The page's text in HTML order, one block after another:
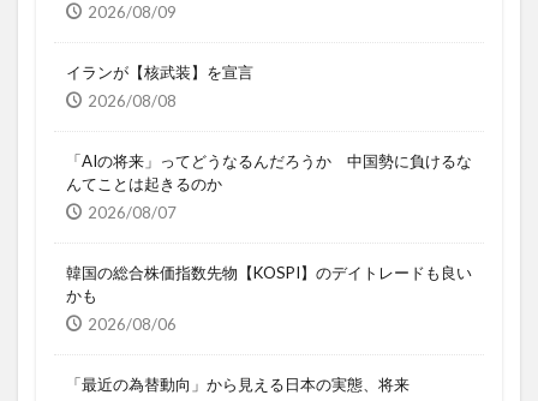
2026/08/09
イランが【核武装】を宣言
2026/08/08
「AIの将来」ってどうなるんだろうか 中国勢に負けるな
んてことは起きるのか
2026/08/07
韓国の総合株価指数先物【KOSPI】のデイトレードも良い
かも
2026/08/06
「最近の為替動向」から見える日本の実態、将来